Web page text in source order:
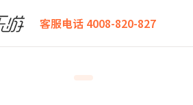
客服电话 4008-820-827
2026青岛飞奥地利团队机票白皮书：从航线